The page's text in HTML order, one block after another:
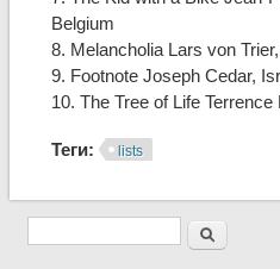
Belgium
8. Melancholia Lars von
9. Footnote Joseph Cedar,
10. The Tree of Life
Теги: lists